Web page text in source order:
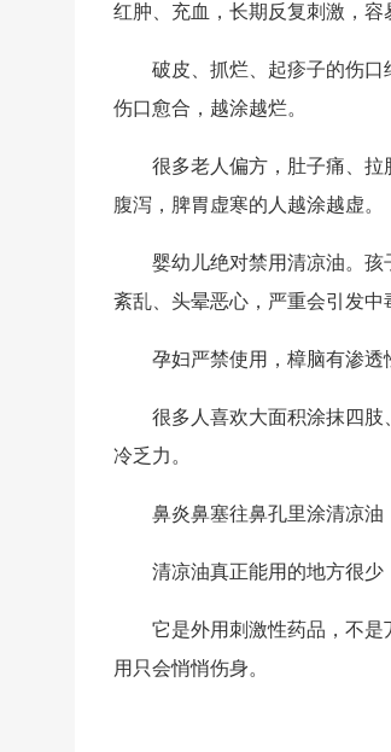
红肿、充血，长期反复刺激，容
破皮、抓烂、起疹子的伤
伤口愈合，越涂越烂。
很多老人偏方，肚子痛、
腹泻，脾胃虚寒的人越涂越虚。
婴幼儿绝对禁用清凉油。孩
紊乱、头晕恶心，严重会引发中
孕妇严禁使用，樟脑有渗透
很多人喜欢大面积涂抹四
冷乏力。
鼻炎鼻塞往鼻孔里涂清凉油
清凉油真正能用的地方很少
它是外用刺激性药品 ，不
用只会悄悄伤身。